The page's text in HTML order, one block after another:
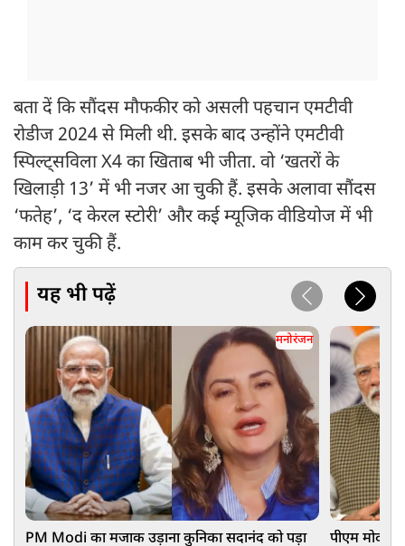
बता दें कि सौंदस मौफकीर को असली पहचान एमटीवी
रोडीज 2024 से मिली थी. इसके बाद उन्होंने एमटीवी
स्पिल्ट्सविला X4 का खिताब भी जीता. वो ‘खतरों के
खिलाड़ी 13’ में भी नजर आ चुकी हैं. इसके अलावा सौंदस
‘फतेह’, ‘द केरल स्टोरी’ और कई म्यूजिक वीडियोज में भी
काम कर चुकी हैं.
यह भी पढ़ें
मनोरंजन
PM Modi का मजाक उड़ाना कुनिका सदानंद को पड़ा पीएम मोदी